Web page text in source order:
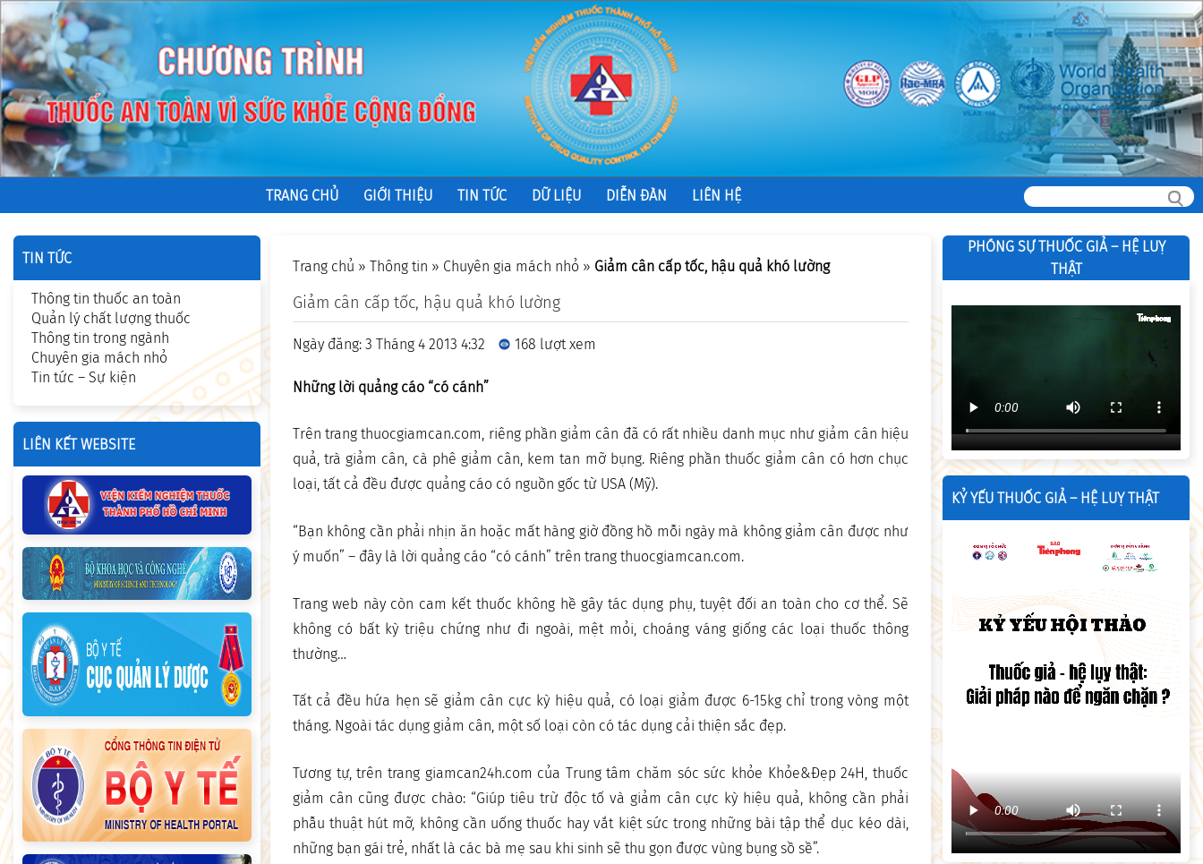
TRANG CHỦ GIỚI THIỆU TIN TỨC DỮ LIỆU DIỄN ĐÀN LIÊN HỆ
Trang chủ » Thông tin » Chuyên gia mách nhỏ » Giảm cân cấp tốc, hậu quả khó lường
Giảm cân cấp tốc, hậu quả khó lường
Ngày đăng: 3 Tháng 4 2013 4:32 168 lượt xem
Những lời quảng cáo “có cánh”
Trên trang thuocgiamcan.com, riêng phần giảm cân đã có rất nhiều danh mục như giảm cân hiệu
quả, trà giảm cân, cà phê giảm cân, kem tan mỡ bụng. Riêng phần thuốc giảm cân có hơn chục
loại, tất cả đều được quảng cáo có nguồn gốc từ USA (Mỹ).
“Bạn không cần phải nhịn ăn hoặc mất hàng giờ đồng hồ mỗi ngày mà không giảm cân được như
ý muốn” – đây là lời quảng cáo “có cánh” trên trang thuocgiamcan.com.
Trang web này còn cam kết thuốc không hề gây tác dụng phụ, tuyệt đối an toàn cho cơ thể. Sẽ
không có bất kỳ triệu chứng như đi ngoài, mệt mỏi, choáng váng giống các loại thuốc thông
thường…
Tất cả đều hứa hẹn sẽ giảm cân cực kỳ hiệu quả, có loại giảm được 6-15kg chỉ trong vòng một
tháng. Ngoài tác dụng giảm cân, một số loại còn có tác dụng cải thiện sắc đẹp.
Tương tự, trên trang giamcan24h.com của Trung tâm chăm sóc sức khỏe Khỏe&Đẹp 24H, thuốc
giảm cân cũng được chào: “Giúp tiêu trừ độc tố và giảm cân cực kỳ hiệu quả, không cần phải
phẫu thuật hút mỡ, không cần uống thuốc hay vắt kiệt sức trong những bài tập thể dục kéo dài,
những bạn gái trẻ, nhất là các bà mẹ sau khi sinh sẽ thu gọn được vùng bụng sồ sề”.
TIN TỨC
Thông tin thuốc an toàn
Quản lý chất lượng thuốc
Thông tin trong ngành
Chuyên gia mách nhỏ
Tin tức – Sự kiện
LIÊN KẾT WEBSITE
PHÓNG SỰ THUỐC GIẢ – HỆ LUỴ
THẬT
KỶ YẾU THUỐC GIẢ – HỆ LUỴ THẬT